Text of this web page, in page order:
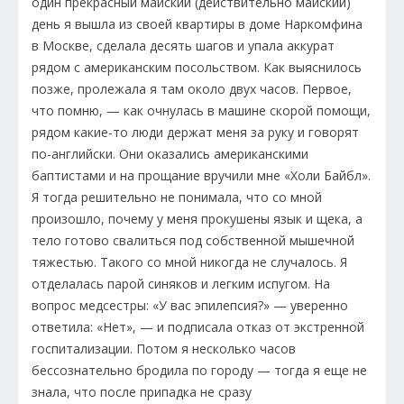
день я вышла из своей квартиры в доме Наркомфина
в Москве, сделала десять шагов и упала аккурат
рядом с американским посольством. Как выяснилось
позже, пролежала я там около двух часов. Первое,
что помню, — как очнулась в машине скорой помощи,
рядом какие-то люди держат меня за руку и говорят
по-английски. Они оказались американскими
баптистами и на прощание вручили мне «Холи Байбл».
Я тогда решительно не понимала, что со мной
произошло, почему у меня прокушены язык и щека, а
тело готово свалиться под собственной мышечной
тяжестью. Такого со мной никогда не случалось. Я
отделалась парой синяков и легким испугом. На
вопрос медсестры: «У вас эпилепсия?» — уверенно
ответила: «Нет», — и подписала отказ от экстренной
госпитализации. Потом я несколько часов
бессознательно бродила по городу — тогда я еще не
знала, что после припадка не сразу